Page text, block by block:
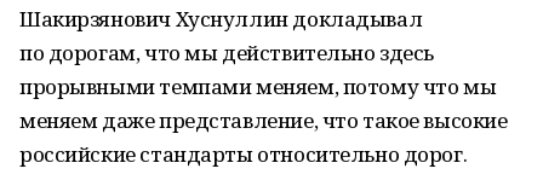
Шакирзянович Хуснуллин докладывал
по дорогам, что мы действительно здесь
прорывными темпами меняем, потому что мы
меняем даже представление, что такое высокие
российские стандарты относительно дорог.